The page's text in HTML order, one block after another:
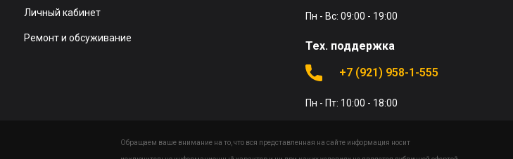
Личный кабинет
Ремонт и обсуживание
Пн - Вс: 09:00 - 19:00
Тех. поддержка
+7 (921) 958-1-555
Пн - Пт: 10:00 - 18:00
Обращаем ваше внимание на то, что вся представленная на сайте информация носит